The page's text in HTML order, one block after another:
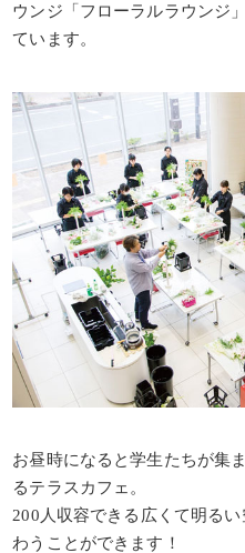
ウンジ「フローラルラウンジ
ています。
お昼時になると学生たちが集
るテラスカフェ。
200人収容できる広くて明る
わうことができます！